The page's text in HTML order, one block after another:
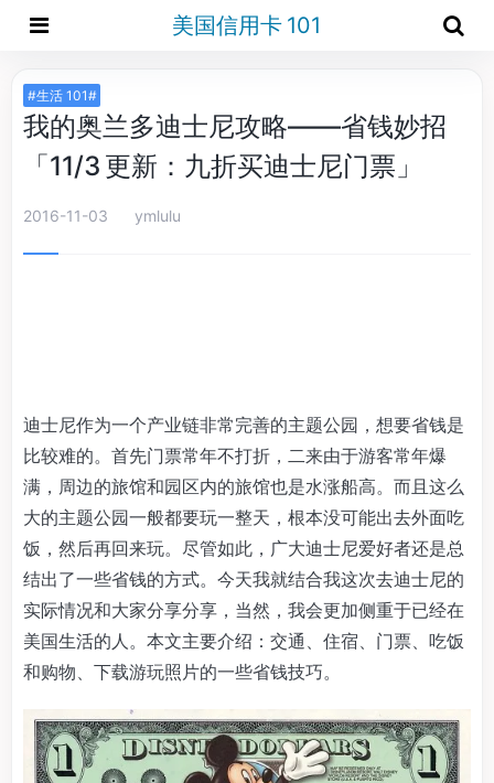
美国信用卡 101
#生活 101#
我的奥兰多迪士尼攻略——省钱妙招
「11/3 更新：九折买迪士尼门票」
2016-11-03 ymlulu
迪士尼作为一个产业链非常完善的主题公园，想要省钱是
比较难的。首先门票常年不打折，二来由于游客常年爆
满，周边的旅馆和园区内的旅馆也是水涨船高。而且这么
大的主题公园一般都要玩一整天，根本没可能出去外面吃
饭，然后再回来玩。尽管如此，广大迪士尼爱好者还是总
结出了一些省钱的方式。今天我就结合我这次去迪士尼的
实际情况和大家分享分享，当然，我会更加侧重于已经在
美国生活的人。本文主要介绍：交通、住宿、门票、吃饭
和购物、下载游玩照片的一些省钱技巧。